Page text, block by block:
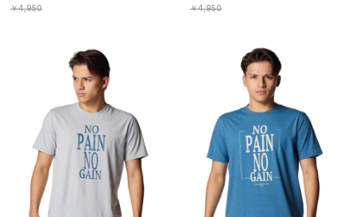
￥4,950
￥4,950